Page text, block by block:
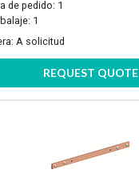
de pedido: 1
1
A solicitud
REQUEST QUOTE